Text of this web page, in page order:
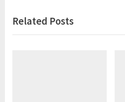
i
o
t
P
Related Posts